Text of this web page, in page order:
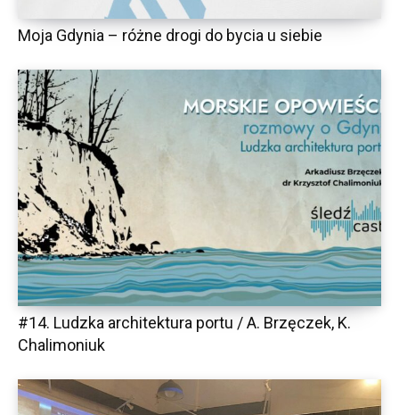
Moja Gdynia – różne drogi do bycia u siebie
#14. Ludzka architektura portu / A. Brzęczek, K.
Chalimoniuk